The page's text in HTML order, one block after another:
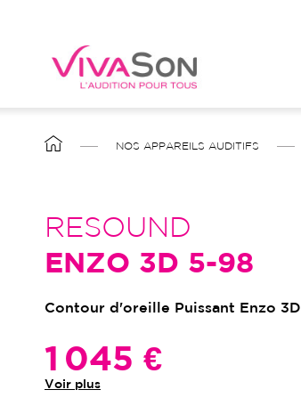
contenu
FIL
NOS APPAREILS AUDITIFS
RESOUND
ENZO 3D 5-98
Contour d'oreille Puissant Enzo 3D
1 045 €
Voir plus